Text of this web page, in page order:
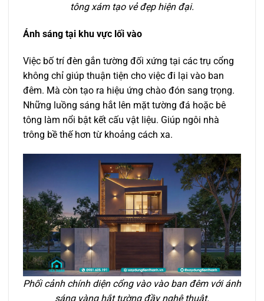
tông xám tạo vẻ đẹp hiện đại.
Ánh sáng tại khu vực lối vào
Việc bố trí đèn gắn tường đối xứng tại các trụ cổng
không chỉ giúp thuận tiện cho việc đi lại vào ban
đêm. Mà còn tạo ra hiệu ứng chào đón sang trọng.
Những luồng sáng hắt lên mặt tường đá hoặc bê
tông làm nổi bật kết cấu vật liệu. Giúp ngôi nhà
trông bề thế hơn từ khoảng cách xa.
Phối cảnh chính diện cổng vào vào ban đêm với ánh
sáng vàng hắt tường đầy nghệ thuật.